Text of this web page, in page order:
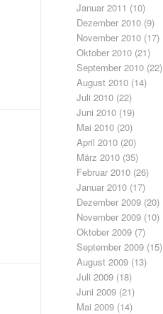
Januar 2011 (10)
Dezember 2010 (9)
November 2010 (17)
Oktober 2010 (21)
September 2010 (22)
August 2010 (14)
Juli 2010 (22)
Juni 2010 (19)
Mai 2010 (20)
April 2010 (20)
März 2010 (35)
Februar 2010 (26)
Januar 2010 (17)
Dezember 2009 (20)
November 2009 (10)
Oktober 2009 (7)
September 2009 (15)
August 2009 (13)
Juli 2009 (18)
Juni 2009 (21)
Mai 2009 (14)